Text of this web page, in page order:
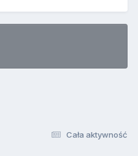
Cała aktywność